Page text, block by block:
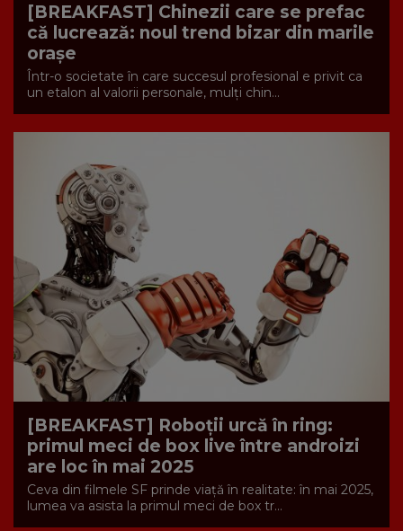
[BREAKFAST] Chinezii care se prefac
că lucrează: noul trend bizar din marile
orașe
Într-o societate în care succesul profesional e privit ca
un etalon al valorii personale, mulți chin...
[BREAKFAST] Roboții urcă în ring:
primul meci de box live între androizi
are loc în mai 2025
Ceva din filmele SF prinde viață în realitate: în mai 2025,
lumea va asista la primul meci de box tr...